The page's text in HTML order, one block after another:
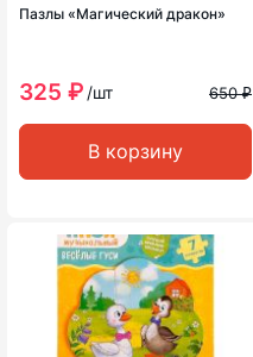
Пазлы «Магический дракон»
325 ₽ /шт 650 ₽
В корзину